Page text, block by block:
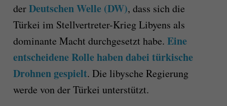
derDeutschen Welle (DW), dass sich die
Türkei im Stellvertreter-Krieg Libyens als
dominante Macht durchgesetzt habe. Eine
entscheidene Rolle haben dabei türkische
Drohnen gespielt. Die libysche Regierung
werde von der Türkei unterstützt.